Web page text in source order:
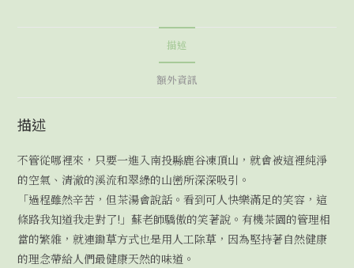
描述
額外資訊
描述
不管從哪裡來，只要一進入南投縣鹿谷凍頂山，就會被這裡純淨
的空氣、清澈的溪流和翠綠的山巒所深深吸引。
「過程雖然辛苦，但茶湯會說話。看到可人快樂滿足的笑容，這
條路我知道我走對了!」蘇老師驕傲的笑著說。有機茶園的管理相
當的繁雜，就連鋤草方式也是用人工除草，因為堅持著自然健康
的理念帶給人們最健康天然的味道。